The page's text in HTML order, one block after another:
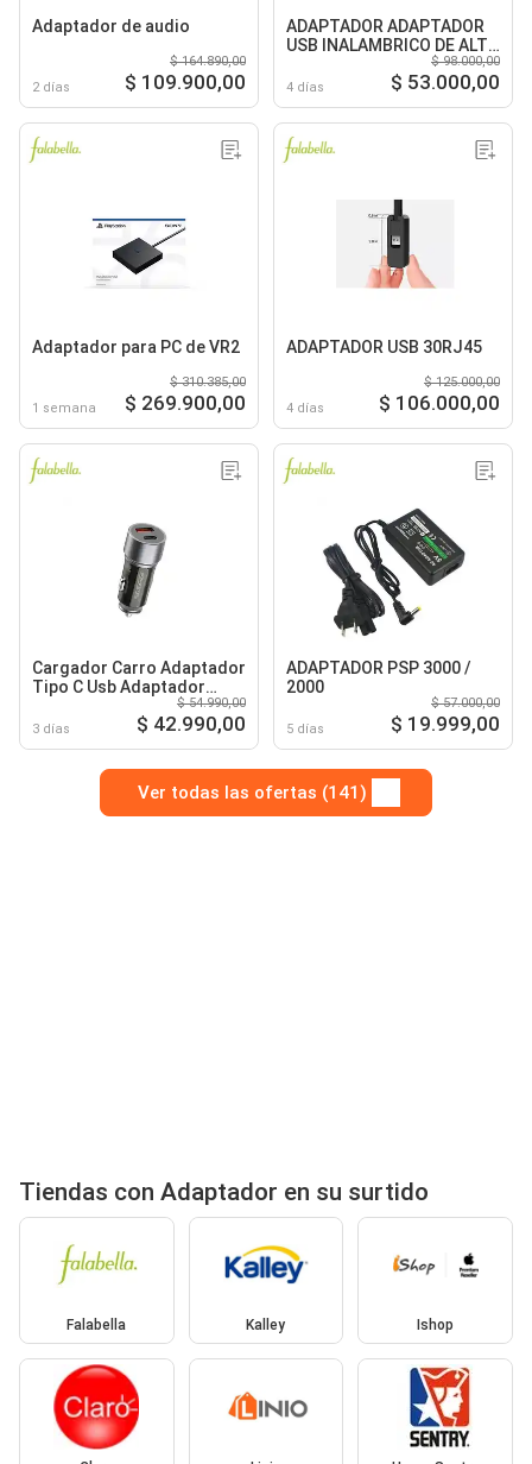
Adaptador de audio
2 días
$ 164.890,00
$ 109.900,00
ADAPTADOR ADAPTADOR
USB INALAMBRICO DE ALTA
GANANCIA DE 300 MBPS
4 días
$ 98.000,00
$ 53.000,00
Adaptador para PC de VR2
1 semana
$ 310.385,00
$ 269.900,00
ADAPTADOR USB 30RJ45
4 días
$ 125.000,00
$ 106.000,00
Cargador Carro Adaptador
Tipo C Usb Adaptador
3 días
$ 54.990,00
$ 42.990,00
ADAPTADOR PSP 3000 /
2000
5 días
$ 57.000,00
$ 19.999,00
Ver todas las ofertas (141)
Tiendas con Adaptador en su surtido
Falabella Kalley Ishop